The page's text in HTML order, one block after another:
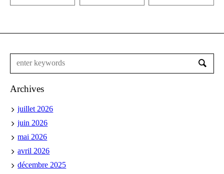
Archives
juillet 2026
juin 2026
mai 2026
avril 2026
décembre 2025